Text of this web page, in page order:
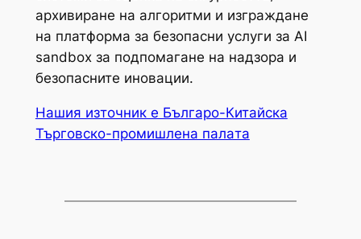
архивиране на алгоритми и изграждане
на платформа за безопасни услуги за AI
sandbox за подпомагане на надзора и
безопасните иновации.
Нашия източник е Българо-Китайска
Търговско-промишлена палaта